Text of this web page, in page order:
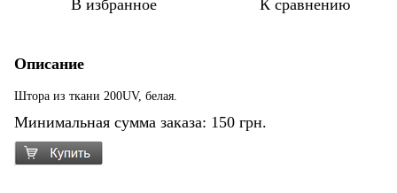
В избранное К сравнению
Описание
Штора из ткани 200UV, белая.
Минимальная сумма заказа: 150 грн.